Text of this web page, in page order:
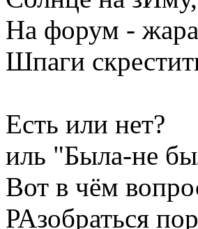
На форум -
Шпаги
Есть или нет?
иль "Была-не
Вот в чём
РАзобраться